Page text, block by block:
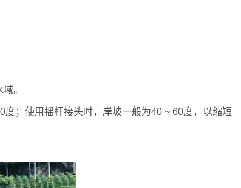
。
；使用摇杆接头时，岸坡一般为40 ~ 60度，以缩短